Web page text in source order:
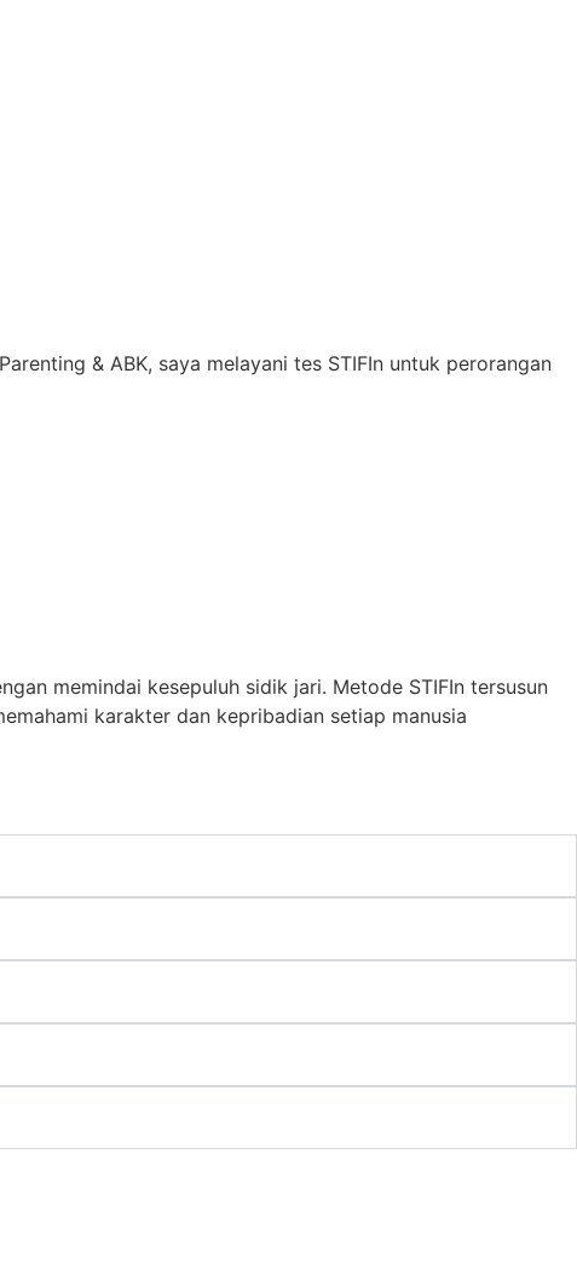
& ABK, saya melayani tes STIFIn untuk perorangan
memindai kesepuluh sidik jari. Metode STIFIn tersusun
karakter dan kepribadian setiap manusia